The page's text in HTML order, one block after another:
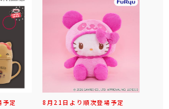
定 8月21日より順次登場予定